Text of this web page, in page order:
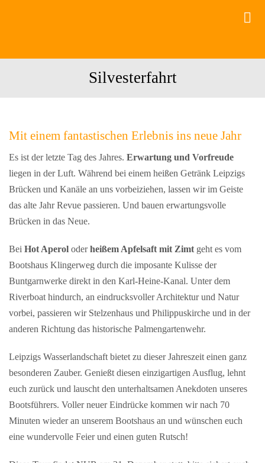
Motorboot
Gruppen
Gastronomie
Events
Silvesterfahrt
Mit einem fantastischen Erlebnis ins neue Jahr
Es ist der letzte Tag des Jahres.Erwartung und Vorfreude
liegen in der Luft. Während bei einem heißen Getränk Leipzigs
Brücken und Kanäle an uns vorbeiziehen, lassen wir im Geiste
das alte Jahr Revue passieren. Und bauen erwartungsvolle
Brücken in das Neue.
BeiHot Aperol oderheißem Apfelsaft mit Zimt geht es vom
Bootshaus Klingerweg durch die imposante Kulisse der
Buntgarnwerke direkt in den Karl-Heine-Kanal. Unter dem
Riverboat hindurch, an eindrucksvoller Architektur und Natur
vorbei, passieren wir Stelzenhaus und Philippuskirche und in der
anderen Richtung das historische Palmengartenwehr.
Leipzigs Wasserlandschaft bietet zu dieser Jahreszeit einen ganz
besonderen Zauber.Genießt diesen einzigartigen Ausflug, lehnt
euch zurück und lauscht den unterhaltsamen Anekdoten unseres
Bootsführers.Voller neuer Eindrücke kommen wir nach 70
Minuten wieder an unserem Bootshaus an und wünschen euch
eine wundervolle Feier und einen guten Rutsch!